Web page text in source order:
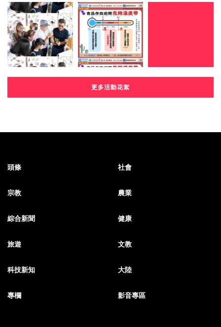
更多活動花絮
頭條 社會
宗教 農業
綜合新聞 健康
旅遊 文教
科技新知 大陸
專欄 影音專區